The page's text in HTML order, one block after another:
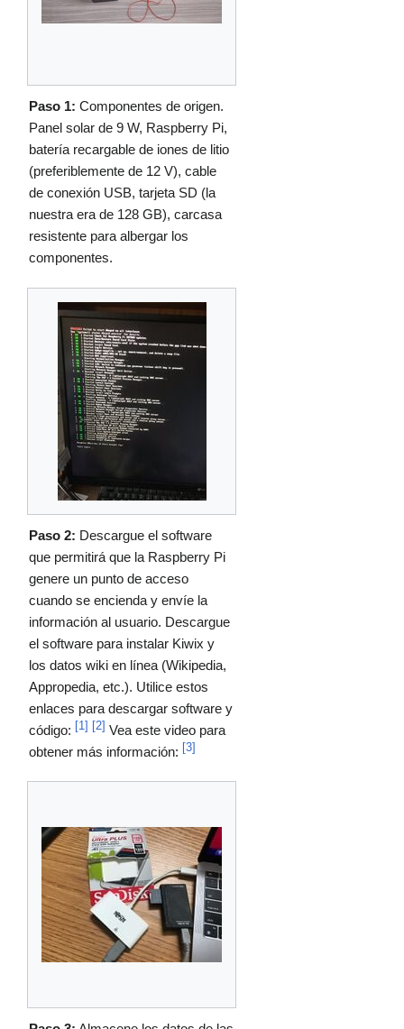
Paso 1: Componentes de origen.
Panel solar de 9 W, Raspberry Pi,
batería recargable de iones de litio
(preferiblemente de 12 V), cable
de conexión USB, tarjeta SD (la
nuestra era de 128 GB), carcasa
resistente para albergar los
componentes.
Paso 2: Descargue el software
que permitirá que la Raspberry Pi
genere un punto de acceso
cuando se encienda y envíe la
información al usuario. Descargue
el software para instalar Kiwix y
los datos wiki en línea (Wikipedia,
Appropedia, etc.). Utilice estos
enlaces para descargar software y
código: [1] [2] Vea este video para
obtener más información: [3]